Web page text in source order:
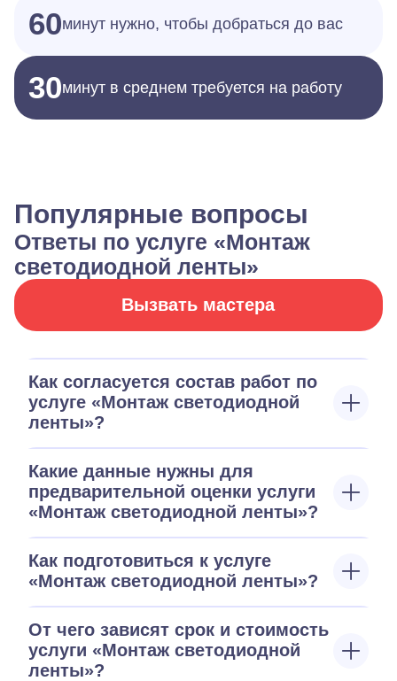
60минут нужно, чтобы добраться до вас
30минут в среднем требуется на работу
Популярные вопросы
Ответы по услуге «Монтаж
светодиодной ленты»
Вызвать мастера
Как согласуется состав работ по
услуге «Монтаж светодиодной
ленты»?
Какие данные нужны для
предварительной оценки услуги
«Монтаж светодиодной ленты»?
Как подготовиться к услуге
«Монтаж светодиодной ленты»?
От чего зависят срок и стоимость
услуги «Монтаж светодиодной
ленты»?